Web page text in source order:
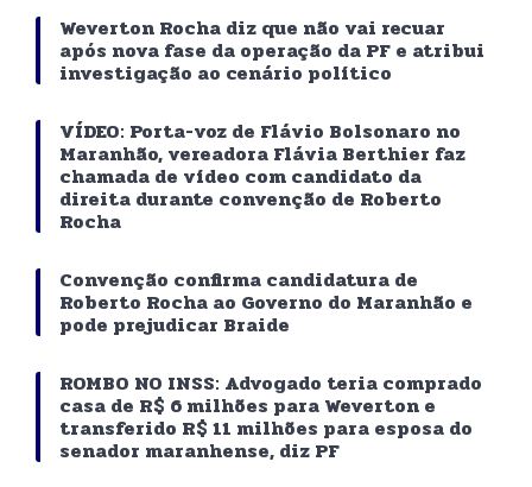
Weverton Rocha diz que não vai recuar
após nova fase da operação da PF e atribui
investigação ao cenário político
VÍDEO: Porta-voz de Flávio Bolsonaro no
Maranhão, vereadora Flávia Berthier faz
chamada de vídeo com candidato da
direita durante convenção de Roberto
Rocha
Convenção confirma candidatura de
Roberto Rocha ao Governo do Maranhão e
pode prejudicar Braide
ROMBO NO INSS: Advogado teria comprado
casa de R$ 6 milhões para Weverton e
transferido R$ 11 milhões para esposa do
senador maranhense, diz PF